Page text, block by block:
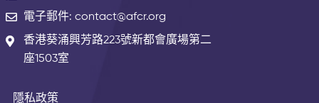
電子郵件: contact@afcr.org
香港葵涌興芳路223號新都會廣場第二
座1503室
隱私政策